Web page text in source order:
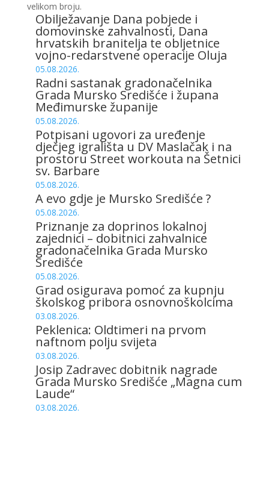
velikom broju.
Obilježavanje Dana pobjede i
domovinske zahvalnosti, Dana
hrvatskih branitelja te obljetnice
vojno-redarstvene operacije Oluja
05.08.2026.
Radni sastanak gradonačelnika
Grada Mursko Središće i župana
Međimurske županije
05.08.2026.
Potpisani ugovori za uređenje
dječjeg igrališta u DV Maslačak i na
prostoru Street workouta na Šetnici
sv. Barbare
05.08.2026.
A evo gdje je Mursko Središće ?
05.08.2026.
Priznanje za doprinos lokalnoj
zajednici – dobitnici zahvalnice
gradonačelnika Grada Mursko
Središće
05.08.2026.
Grad osigurava pomoć za kupnju
školskog pribora osnovnoškolcima
03.08.2026.
Peklenica: Oldtimeri na prvom
naftnom polju svijeta
03.08.2026.
Josip Zadravec dobitnik nagrade
Grada Mursko Središće „Magna cum
Laude“
03.08.2026.